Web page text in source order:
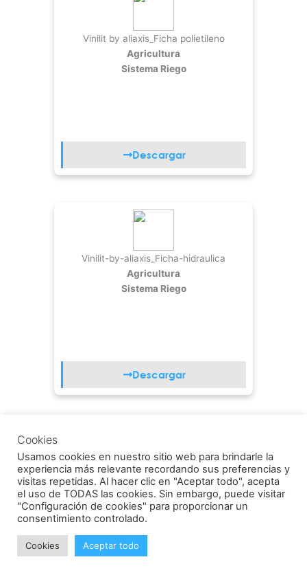
Vinilit by aliaxis_Ficha polietileno
Agricultura
Sistema Riego
Descargar
Vinilit-by-aliaxis_Ficha-hidraulica
Agricultura
Sistema Riego
Descargar
Vinilit-by-aliaxis_Ficha-valvulas-
Industriales
Agricultura
Sistema Riego
Cookies
Usamos cookies en nuestro sitio web para brindarle la
experiencia más relevante recordando sus preferencias y
visitas repetidas. Al hacer clic en "Aceptar todo", acepta
el uso de TODAS las cookies. Sin embargo, puede visitar
"Configuración de cookies" para proporcionar un
consentimiento controlado.
Cookies Aceptar todo